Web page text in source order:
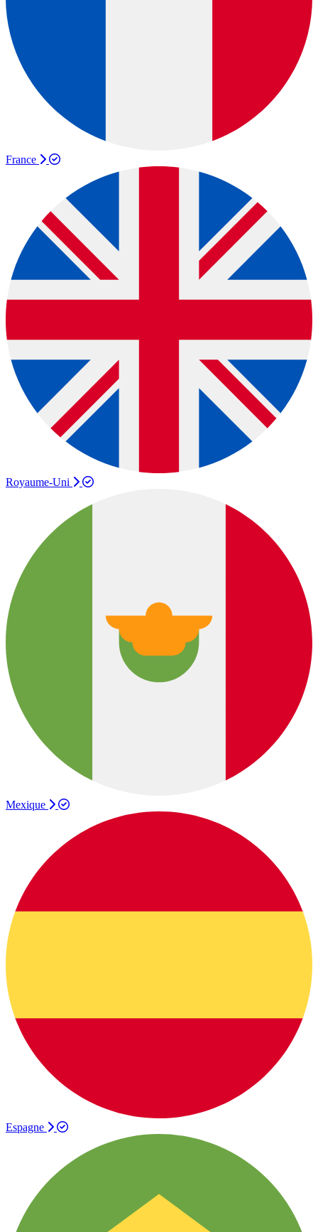
France
Royaume-Uni
Mexique
Espagne